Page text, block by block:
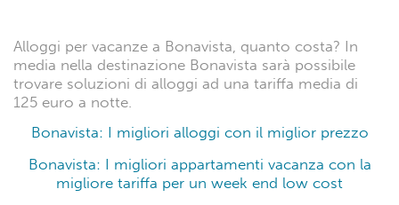
Alloggi per vacanze a Bonavista, quanto costa? In
media nella destinazione Bonavista sarà possibile
trovare soluzioni di alloggi ad una tariffa media di
125 euro a notte.
Bonavista: I migliori alloggi con il miglior prezzo
Bonavista: I migliori appartamenti vacanza con la
migliore tariffa per un week end low cost